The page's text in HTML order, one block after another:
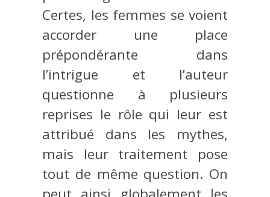
Certes, les femmes se voient
accorder une place
prépondérante dans
l’intrigue et l’auteur
questionne à plusieurs
reprises le rôle qui leur est
attribué dans les mythes,
mais leur traitement pose
tout de même question. On